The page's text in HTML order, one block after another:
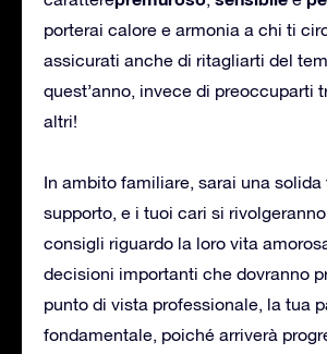
porterai calore e armonia a chi ti
assicurati anche di ritagliarti del
quest’anno, invece di preoccuparti
altri!
In ambito familiare, sarai una solida
supporto, e i tuoi cari si
consigli riguardo la loro vita
decisioni importanti che dovranno
punto di vista professionale, la tua
fondamentale, poiché arriverà